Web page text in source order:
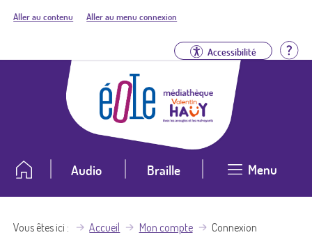
Aller au contenu Aller au menu connexion
Accessibilité
Audio Braille Menu
Vous êtes ici Accueil Mon compte Connexion